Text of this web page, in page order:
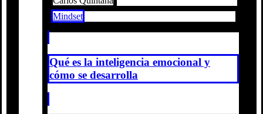
Mindset
Qué es la inteligencia emocional y
cómo se desarrolla